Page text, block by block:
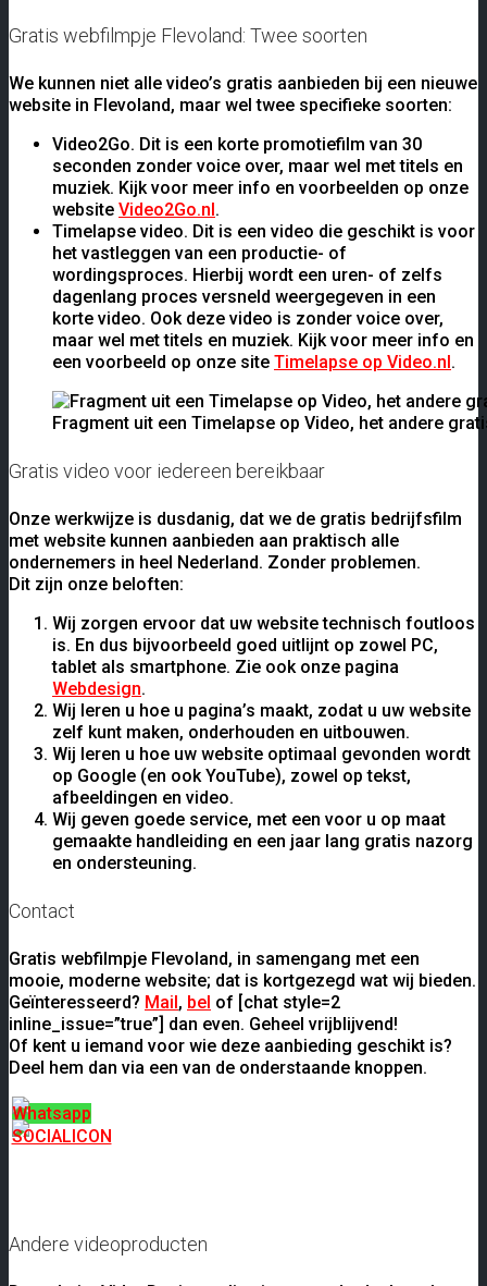
Gratis webfilmpje Flevoland: Twee soorten
We kunnen niet alle video’s gratis aanbieden bij een nieuwe
website in Flevoland, maar wel twee specifieke soorten:
Video2Go. Dit is een korte promotiefilm van 30
seconden zonder voice over, maar wel met titels en
muziek. Kijk voor meer info en voorbeelden op onze
website Video2Go.nl.
Timelapse video. Dit is een video die geschikt is voor
het vastleggen van een productie- of
wordingsproces. Hierbij wordt een uren- of zelfs
dagenlang proces versneld weergegeven in een
korte video. Ook deze video is zonder voice over,
maar wel met titels en muziek. Kijk voor meer info en
een voorbeeld op onze site Timelapse op Video.nl.
Fragment uit een Timelapse op Video, het andere
Gratis video voor iedereen bereikbaar
Onze werkwijze is dusdanig, dat we de gratis bedrijfsfilm
met website kunnen aanbieden aan praktisch alle
ondernemers in heel Nederland. Zonder problemen.
Dit zijn onze beloften:
Wij zorgen ervoor dat uw website technisch foutloos
is. En dus bijvoorbeeld goed uitlijnt op zowel PC,
tablet als smartphone. Zie ook onze pagina
Webdesign.
Wij leren u hoe u pagina’s maakt, zodat u uw website
zelf kunt maken, onderhouden en uitbouwen.
Wij leren u hoe uw website optimaal gevonden wordt
op Google (en ook YouTube), zowel op tekst,
afbeeldingen en video.
Wij geven goede service, met een voor u op maat
gemaakte handleiding en een jaar lang gratis nazorg
en ondersteuning.
Contact
Gratis webfilmpje Flevoland, in samengang met een
mooie, moderne website; dat is kortgezegd wat wij bieden.
Geïnteresseerd? Mail, bel of [chat style=2
inline_issue=”true”] dan even. Geheel vrijblijvend!
Of kent u iemand voor wie deze aanbieding geschikt is?
Deel hem dan via een van de onderstaande knoppen.
Andere videoproducten